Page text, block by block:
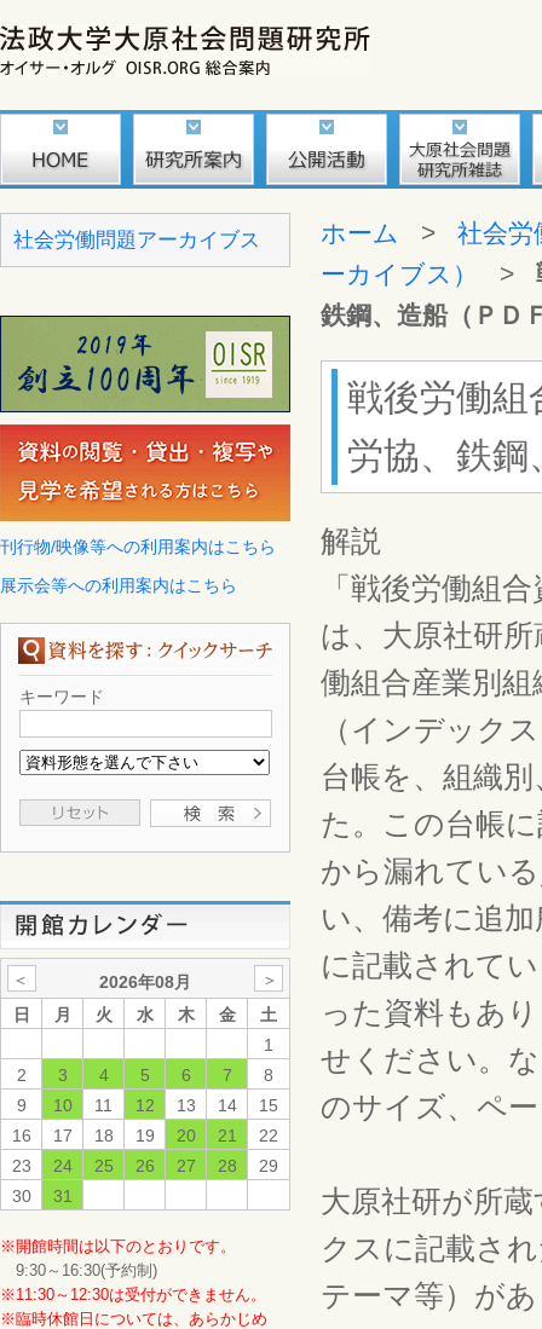
社会労働問題アーカイブス
刊行物/映像等への利用案内はこちら
展示会等への利用案内はこちら
キーワード
＜ 2026年08月
＞
日
月 火 水 木 金
土
1
2
3 4 5 6 7
8
9
10 11 12 13 14
15
16
17 18 19 20 21
22
23
24 25 26 27 28
29
30
31
※開館時間は以下のとおりです。
9:30～16:30(予約制)
※11:30～12:30は受付ができません。
※臨時休館日については、あらかじめ
ホーム > 社会労
ーカイブス）
>
鉄鋼、造船（ＰＤ
戦後労働組
労協、鉄鋼
解説
「戦後労働組
は、大原社研
働組合産業別
（インデック
台帳を、組織
た。この台帳
から漏れてい
い、備考に追
に記載されて
った資料もあ
せください。
のサイズ、ペ
大原社研が所
クスに記載さ
テーマ等）が